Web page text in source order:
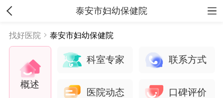
泰安市妇幼保健院
找好医院 泰安市妇幼保健院
概述
科室专家 联系方式
医院动态 口碑评价